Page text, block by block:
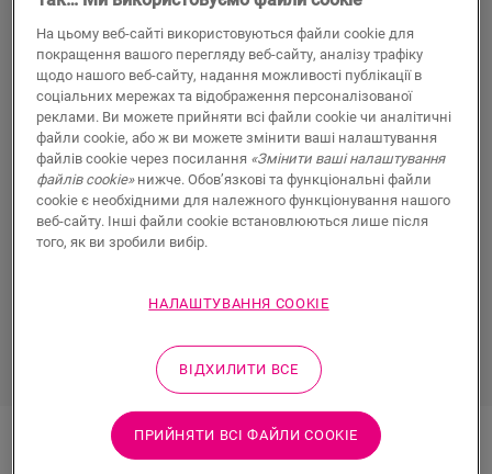
Особисте робоче місце вдома — це місце, де ви
проводите чимало свого часу. Особливо, якщо ви
надомник, фрілансер або підприємець і
цілодобово працюєте в домашньому офісі. Тому це
природно бажати комфорту і створитимирне й
спокійне місце, яке допомагає вам зосередитися
працювати «як бос». Також вам захочеться, щоб
ця кімната мала професійний вигляд і неначе
казала: «Заходь до мого офісу». Вічна дилема, чи
На цьому веб-сайті використовуються файли cookie для
покращення вашого перегляду веб-сайту, аналізу трафіку
щодо нашого веб-сайту, надання можливості публікації в
соціальних мережах та відображення персоналізованої
реклами. Ви можете прийняти всі файли cookie чи аналітичні
файли cookie, або ж ви можете змінити ваші налаштування
файлів cookie через посилання «Змінити ваші налаштування
файлів cookie»нижче. Обов’язкові та функціональні файли
cookie є необхідними для належного функціонування нашого
веб-сайту. Інші файли cookie встановлюються лише після
того, як ви зробили вибір.
НАЛАШТУВАННЯ COOKIE
ВІДХИЛИТИ ВСЕ
ПРИЙНЯТИ ВСІ ФАЙЛИ СOOKIE